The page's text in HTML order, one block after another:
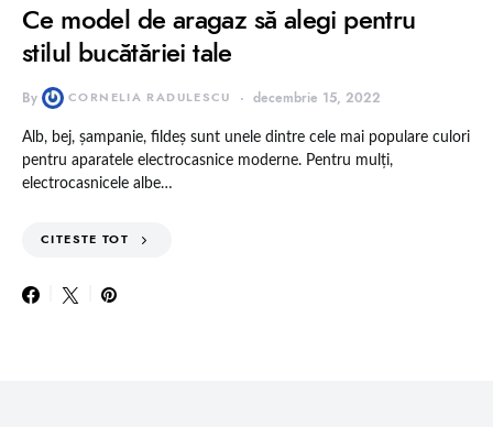
Ce model de aragaz să alegi pentru
stilul bucătăriei tale
By CORNELIA RADULESCU decembrie 15, 2022
Alb, bej, șampanie, fildeș sunt unele dintre cele mai populare culori
pentru aparatele electrocasnice moderne. Pentru mulți,
electrocasnicele albe…
CITESTE TOT